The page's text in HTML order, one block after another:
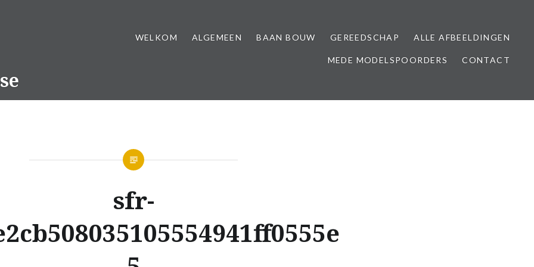
WELKOM ALGEMEEN BAAN BOUW GEREEDSCHAP ALLE AFBEELDINGEN
MEDE MODELSPOORDERS CONTACT
sfr-